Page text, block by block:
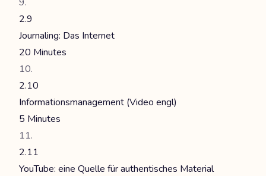
2.9
Journaling: Das Internet
20 Minutes
2.10
Informationsmanagement (Video engl)
5 Minutes
2.11
YouTube: eine Quelle für authentisches Material